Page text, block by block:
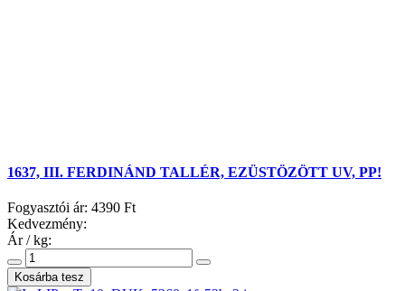
1637, III. FERDINÁND TALLÉR, EZÜSTÖZÖTT UV, PP!
Fogyasztói ár: 4390 Ft
Kedvezmény:
Ár / kg: